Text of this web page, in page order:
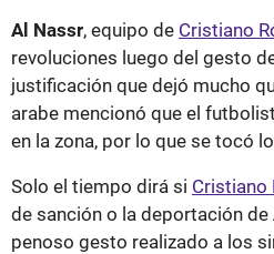
Al Nassr, equipo de Cristiano
revoluciones luego del gesto
justificación que dejó mucho
arabe mencionó que el
en la zona, por lo que se tocó
Solo el tiempo dirá si Cristiano
de sanción o la deportación de
penoso gesto realizado a los